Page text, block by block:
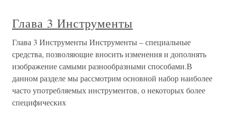
Глава 3 Инструменты
Глава 3 Инструменты Инструменты – специальные
средства, позволяющие вносить изменения и дополнять
изображение самыми разнообразными способами.В
данном разделе мы рассмотрим основной набор наиболее
часто употребляемых инструментов, о некоторых более
специфических